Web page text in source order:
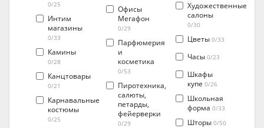
0/25
Интим
магазины
0/33
Камины
0/28
Канцтовары
0/21
Карнавальные
костюмы
0/25
Офисы
Мегафон
0/29
Парфюмерия
и
косметика
0/53
Пиротехника,
салюты,
петарды,
фейерверки
0/29
Художественные
салоны
0/30
Цветы0/33
Часы0/23
Шкафы
купе0/26
Школьная
форма0/33
Шторы0/50